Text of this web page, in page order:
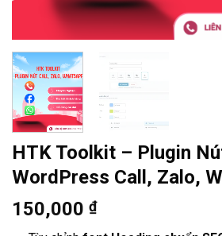
HTK Toolkit – Plugin
WordPress Call, Zalo,
150,000 ₫